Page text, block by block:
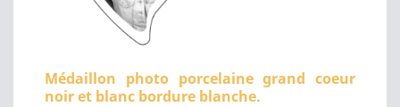
Médaillon photo porcelaine grand coeur
noir et blanc bordure blanche.